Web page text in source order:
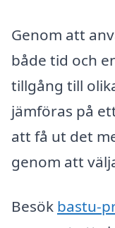
Genom att
både tid och
tillgång till
jämföras på
att få ut det
genom att
Besök bastu-